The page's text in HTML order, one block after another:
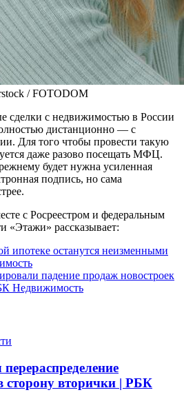
/ FOTODOM
сделки с недвижимостью в России
дистанционно — с
Для того чтобы провести такую
даже разово посещать МФЦ.
будет нужна усиленная
подпись, но сама
с Росреестром и федеральным
«Этажи» рассказывает:
ипотеке останутся неизменными
падение продаж новостроек
Недвижимость
сторону вторички | РБК